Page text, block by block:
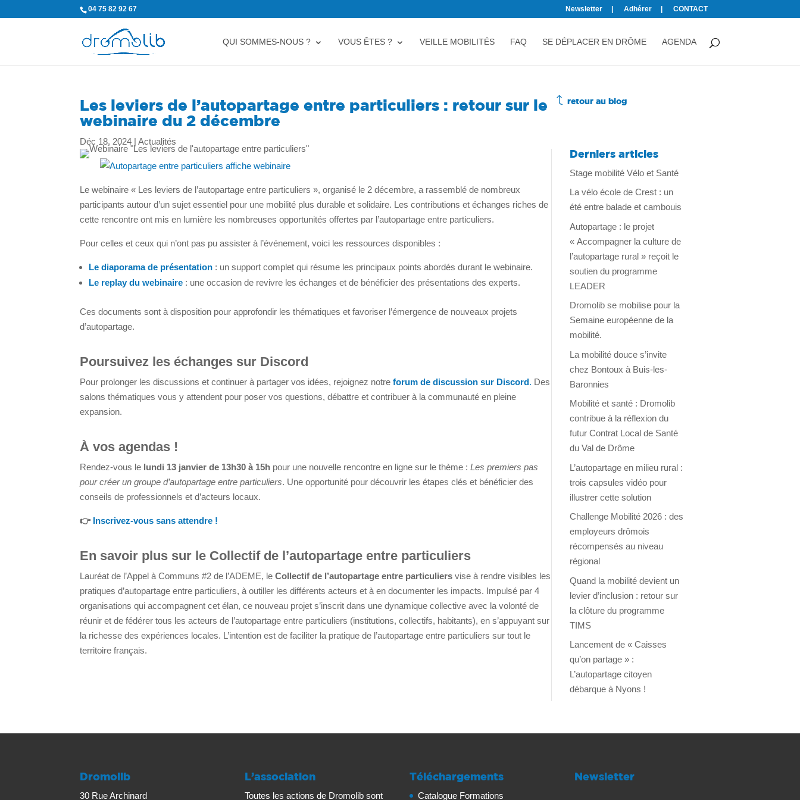
04 75 82 92 67 Newsletter Adhérer CONTACT
QUI SOMMES-NOUS ? VOUS ÊTES ? VEILLE MOBILITÉS FAQ SE DÉPLACER EN DRÔME AGENDA
Les leviers de l’autopartage entre particuliers : retour sur le
webinaire du 2 décembre
Déc 18, 2024 |Actualités
J retour au blog
Le webinaire « Les leviers de l’autopartage entre particuliers », organisé le 2 décembre, a rassemblé de nombreux
participants autour d’un sujet essentiel pour une mobilité plus durable et solidaire. Les contributions et échanges riches de
cette rencontre ont mis en lumière les nombreuses opportunités offertes par l’autopartage entre particuliers.
Pour celles et ceux qui n’ont pas pu assister à l’événement, voici les ressources disponibles :
Le diaporama de présentation : un support complet qui résume les principaux points abordés durant le webinaire.
Le replay du webinaire : une occasion de revivre les échanges et de bénéficier des présentations des experts.
Ces documents sont à disposition pour approfondir les thématiques et favoriser l’émergence de nouveaux projets
d’autopartage.
Poursuivez les échanges sur Discord
Pour prolonger les discussions et continuer à partager vos idées, rejoignez notre forum de discussion sur Discord. Des
salons thématiques vous y attendent pour poser vos questions, débattre et contribuer à la communauté en pleine
expansion.
À vos agendas !
Rendez-vous le lundi 13 janvier de 13h30 à 15h pour une nouvelle rencontre en ligne sur le thème :Les premiers pas
pour créer un groupe d’autopartage entre particuliers. Une opportunité pour découvrir les étapes clés et bénéficier des
conseils de professionnels et d’acteurs locaux.
👉 Inscrivez-vous sans attendre !
En savoir plus sur le Collectif de l’autopartage entre particuliers
Lauréat de l’Appel à Communs #2 de l’ADEME, leCollectif de l’autopartage entre particuliers vise à rendre visibles les
pratiques d’autopartage entre particuliers, à outiller les différents acteurs et à en documenter les impacts. Impulsé par 4
organisations qui accompagnent cet élan, ce nouveau projet s’inscrit dans une dynamique collective avec la volonté de
réunir et de fédérer tous les acteurs de l’autopartage entre particuliers (institutions, collectifs, habitants), en s’appuyant sur
la richesse des expériences locales. L’intention est de faciliter la pratique de l’autopartage entre particuliers sur tout le
territoire français.
Derniers articles
Stage mobilité Vélo et Santé
La vélo école de Crest : un
été entre balade et cambouis
Autopartage : le projet
« Accompagner la culture de
l’autopartage rural » reçoit le
soutien du programme
LEADER
Dromolib se mobilise pour la
Semaine européenne de la
mobilité.
La mobilité douce s’invite
chez Bontoux à Buis-les-
Baronnies
Mobilité et santé : Dromolib
contribue à la réflexion du
futur Contrat Local de Santé
du Val de Drôme
L’autopartage en milieu rural :
trois capsules vidéo pour
illustrer cette solution
Challenge Mobilité 2026 : des
employeurs drômois
récompensés au niveau
régional
Quand la mobilité devient un
levier d’inclusion : retour sur
la clôture du programme
TIMS
Lancement de « Caisses
qu’on partage » :
L’autopartage citoyen
débarque à Nyons !
Dromolib
30 Rue Archinard
L’association
Toutes les actions de Dromolib sont
Téléchargements
Catalogue Formations
Newsletter